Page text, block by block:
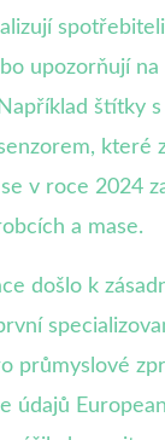
upozorňují na
štítky
které
v roce 2024
a mase.
došlo k
průmyslové
údajů